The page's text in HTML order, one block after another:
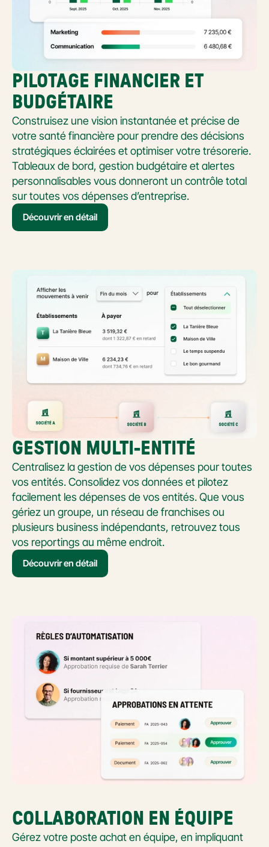
PILOTAGE FINANCIER ET
BUDGÉTAIRE
Construisez une vision instantanée et précise de
votre santé financière pour prendre des décisions
stratégiques éclairées et optimiser votre trésorerie.
Tableaux de bord, gestion budgétaire et alertes
personnalisables vous donneront un contrôle total
sur toutes vos dépenses d’entreprise.
Découvrir en détail
GESTION MULTI-ENTITÉ
Centralisez la gestion de vos dépenses pour toutes
vos entités. Consolidez vos données et pilotez
facilement les dépenses de vos entités. Que vous
gériez un groupe, un réseau de franchises ou
plusieurs business indépendants, retrouvez tous
vos reportings au même endroit.
Découvrir en détail
COLLABORATION EN ÉQUIPE
Gérez votre poste achat en équipe, en impliquant